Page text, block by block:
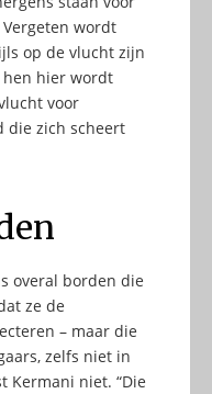
wordt
op de vlucht zijn
hier wordt
voor
die zich scheert
overal borden die
ze de
– maar die
zelfs niet in
Kermani niet. “Die